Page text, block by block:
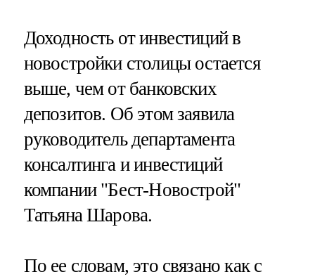
Доходность от инвестиций в
новостройки столицы остается
выше, чем от банковских
депозитов. Об этом заявила
руководитель департамента
консалтинга и инвестиций
компании "Бест-Новострой"
Татьяна Шарова.
По ее словам, это связано как с